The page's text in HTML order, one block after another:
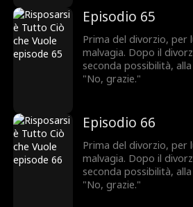
Episodio 65
Prima del divorzio, per
malvagia. Dopo il
seconda possibilità,
"No, grazie."
Episodio 66
Prima del divorzio, per
malvagia. Dopo il
seconda possibilità,
"No, grazie."